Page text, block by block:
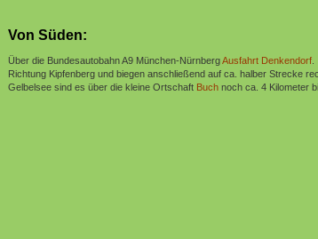
Von Süden:
Über die Bundesautobahn A9 München-NürnbergAusfahrt Denkendorf
Richtung Kipfenberg und biegen anschließend auf ca. halber Strecke
Gelbelsee sind es über die kleine Ortschaft Buch noch ca. 4 Kilometer